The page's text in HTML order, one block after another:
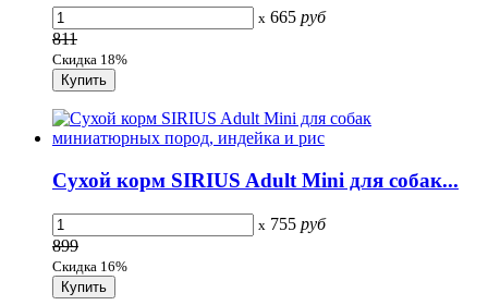
x 665 руб
811
Скидка 18%
Сухой корм SIRIUS Adult Mini для собак...
x 755 руб
899
Скидка 16%